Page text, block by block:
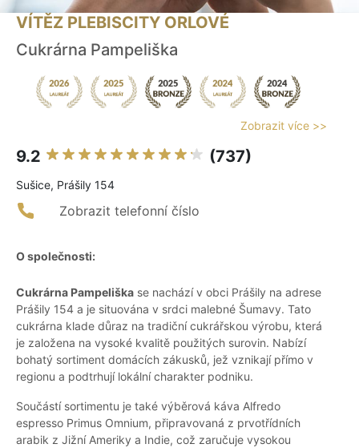
VÍTĚZ PLEBISCITY ORLOVÉ
Cukrárna Pampeliška
Zobrazit více >>
9.2 (737)
Sušice, Prášily 154
Zobrazit telefonní číslo
O společnosti:
Cukrárna Pampeliška se nachází v obci Prášily na adrese
Prášily 154 a je situována v srdci malebné Šumavy. Tato
cukrárna klade důraz na tradiční cukrářskou výrobu, která
je založena na vysoké kvalitě použitých surovin. Nabízí
bohatý sortiment domácích zákusků, jež vznikají přímo v
regionu a podtrhují lokální charakter podniku.
Součástí sortimentu je také výběrová káva Alfredo
espresso Primus Omnium, připravovaná z prvotřídních
arabik z Jižní Ameriky a Indie, což zaručuje vysokou